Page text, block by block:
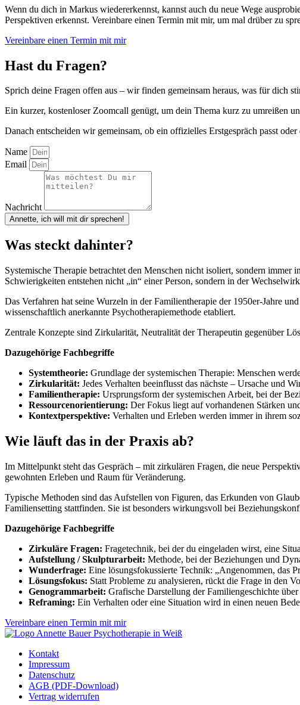
Wenn du dich in Markus wiedererkennst, kannst auch du neue Wege
Perspektiven erkennst. Vereinbare einen Termin mit mir, um mal drüber zu
Vereinbare einen Termin mit mir
Hast du Fragen?
Sprich deine Fragen offen aus – wir finden gemeinsam heraus, was für dich
Ein kurzer, kostenloser Zoomcall genügt, um dein Thema kurz zu umreißen
Danach entscheiden wir gemeinsam, ob ein offizielles Erstgespräch passt
Name
Email
Nachricht
Annette, ich will mit dir sprechen!
Was steckt dahinter?
Systemische Therapie betrachtet den Menschen nicht isoliert, sondern
Schwierigkeiten entstehen nicht „in“ einer Person, sondern in der
Das Verfahren hat seine Wurzeln in der Familientherapie der 1950er-Jahre
wissenschaftlich anerkannte Psychotherapiemethode etabliert.
Zentrale Konzepte sind Zirkularität, Neutralität der Therapeutin gegenüber
Dazugehörige Fachbegriffe
Systemtheorie: Grundlage der systemischen Therapie: Menschen
Zirkularität: Jedes Verhalten beeinflusst das nächste – Ursache und
Familientherapie: Ursprungsform der systemischen Arbeit, bei der
Ressourcenorientierung: Der Fokus liegt auf vorhandenen Stärken
Kontextperspektive: Verhalten und Erleben werden immer in ihrem
Wie läuft das in der Praxis ab?
Im Mittelpunkt steht das Gespräch – mit zirkulären Fragen, die neue
gewohnten Erleben und Raum für Veränderung.
Typische Methoden sind das Aufstellen von Figuren, das Erkunden von
Familiensetting stattfinden. Sie ist besonders wirkungsvoll bei
Dazugehörige Fachbegriffe
Zirkuläre Fragen: Fragetechnik, bei der du eingeladen wirst, eine
Aufstellung / Skulpturarbeit: Methode, bei der Beziehungen und
Wunderfrage: Eine lösungsfokussierte Technik: „Angenommen, das
Lösungsfokus: Statt Probleme zu analysieren, rückt die Frage in den
Genogrammarbeit: Grafische Darstellung der Familiengeschichte
Reframing: Ein Verhalten oder eine Situation wird in einen neuen
Vereinbare einen Termin mit mir
Kontakt
Impressum
Datenschutz
AGB (PDF-Download)
Vertrag widerrufen